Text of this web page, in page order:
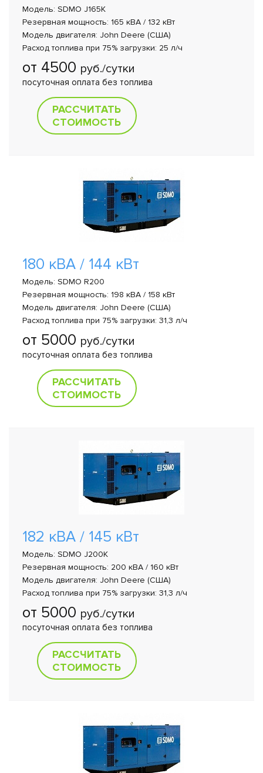
Модель: SDMO J165K
Резервная мощность: 165 кВА / 132 кВт
Модель двигателя: John Deere (США)
Расход топлива при 75% загрузки: 25 л/ч
от 4500 руб./сутки
посуточная оплата без топлива
РАССЧИТАТЬ
СТОИМОСТЬ
180 кВА / 144 кВт
Модель: SDMO R200
Резервная мощность: 198 кВА / 158 кВт
Модель двигателя: John Deere (США)
Расход топлива при 75% загрузки: 31,3 л/ч
от 5000 руб./сутки
посуточная оплата без топлива
РАССЧИТАТЬ
СТОИМОСТЬ
182 кВА / 145 кВт
Модель: SDMO J200K
Резервная мощность: 200 кВА / 160 кВт
Модель двигателя: John Deere (США)
Расход топлива при 75% загрузки: 31,3 л/ч
от 5000 руб./сутки
посуточная оплата без топлива
РАССЧИТАТЬ
СТОИМОСТЬ